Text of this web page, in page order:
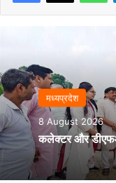
मध्यप्रदेश
8 August 2026
कलेक्टर और डीएफओ